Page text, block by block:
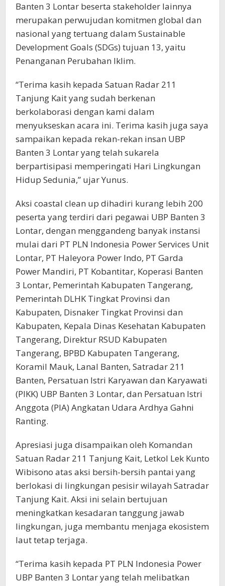
Banten 3 Lontar beserta stakeholder lainnya
merupakan perwujudan komitmen global dan
nasional yang tertuang dalam Sustainable
Development Goals (SDGs) tujuan 13, yaitu
Penanganan Perubahan Iklim.
“Terima kasih kepada Satuan Radar 211
Tanjung Kait yang sudah berkenan
berkolaborasi dengan kami dalam
menyukseskan acara ini. Terima kasih juga saya
sampaikan kepada rekan-rekan insan UBP
Banten 3 Lontar yang telah sukarela
berpartisipasi memperingati Hari Lingkungan
Hidup Sedunia,” ujar Yunus.
Aksi coastal clean up dihadiri kurang lebih 200
peserta yang terdiri dari pegawai UBP Banten 3
Lontar, dengan menggandeng banyak instansi
mulai dari PT PLN Indonesia Power Services Unit
Lontar, PT Haleyora Power Indo, PT Garda
Power Mandiri, PT Kobantitar, Koperasi Banten
3 Lontar, Pemerintah Kabupaten Tangerang,
Pemerintah DLHK Tingkat Provinsi dan
Kabupaten, Disnaker Tingkat Provinsi dan
Kabupaten, Kepala Dinas Kesehatan Kabupaten
Tangerang, Direktur RSUD Kabupaten
Tangerang, BPBD Kabupaten Tangerang,
Koramil Mauk, Lanal Banten, Satradar 211
Banten, Persatuan Istri Karyawan dan Karyawati
(PIKK) UBP Banten 3 Lontar, dan Persatuan Istri
Anggota (PIA) Angkatan Udara Ardhya Gahni
Ranting.
Apresiasi juga disampaikan oleh Komandan
Satuan Radar 211 Tanjung Kait, Letkol Lek Kunto
Wibisono atas aksi bersih-bersih pantai yang
berlokasi di lingkungan pesisir wilayah Satradar
Tanjung Kait. Aksi ini selain bertujuan
meningkatkan kesadaran tanggung jawab
lingkungan, juga membantu menjaga ekosistem
laut tetap terjaga.
“Terima kasih kepada PT PLN Indonesia Power
UBP Banten 3 Lontar yang telah melibatkan